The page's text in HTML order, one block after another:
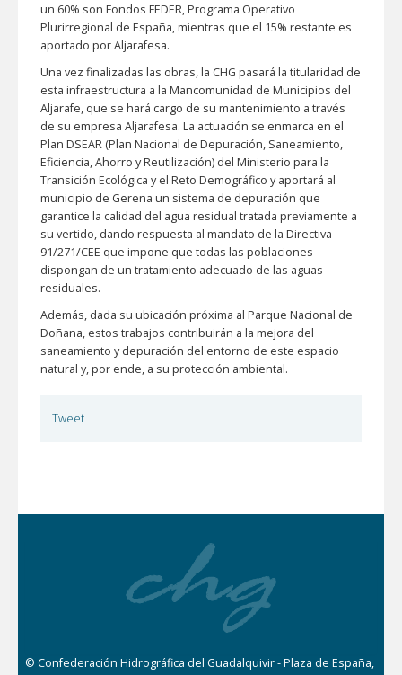
un 60% son Fondos FEDER, Programa Operativo
Plurirregional de España, mientras que el 15% restante es
aportado por Aljarafesa.
Una vez finalizadas las obras, la CHG pasará la titularidad de
esta infraestructura a la Mancomunidad de Municipios del
Aljarafe, que se hará cargo de su mantenimiento a través
de su empresa Aljarafesa. La actuación se enmarca en el
Plan DSEAR (Plan Nacional de Depuración, Saneamiento,
Eficiencia, Ahorro y Reutilización) del Ministerio para la
Transición Ecológica y el Reto Demográfico y aportará al
municipio de Gerena un sistema de depuración que
garantice la calidad del agua residual tratada previamente a
su vertido, dando respuesta al mandato de la Directiva
91/271/CEE que impone que todas las poblaciones
dispongan de un tratamiento adecuado de las aguas
residuales.
Además, dada su ubicación próxima al Parque Nacional de
Doñana, estos trabajos contribuirán a la mejora del
saneamiento y depuración del entorno de este espacio
natural y, por ende, a su protección ambiental.
Tweet
© Confederación Hidrográfica del Guadalquivir - Plaza de España,